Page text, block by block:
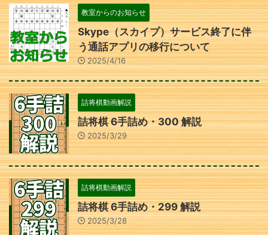
教室からのお知らせ
Skype（スカイプ）サービス終了に伴
う通話アプリの移行について
2025/4/16
詰将棋動画解説
詰将棋 6手詰め・300 解説
2025/3/29
詰将棋動画解説
詰将棋 6手詰め・299 解説
2025/3/28